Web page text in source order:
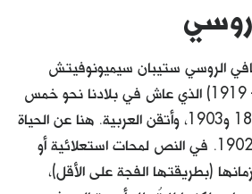
الروسي ستيبان سيميونوفيتش
كوندوروشكين (1874 – 1919) الذي عاش في بلادنا نحو خمس
سنوات، بين العامين 1898 و1903، وأتقن العربية. هنا عن الحياة
اليومية في دمشق سنة 1902. في النص لمحات استعلائية أو
(بطريقتها الفجة على الأقل)،